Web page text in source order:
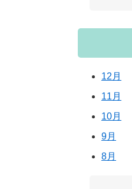
12月
11月
10月
9月
8月